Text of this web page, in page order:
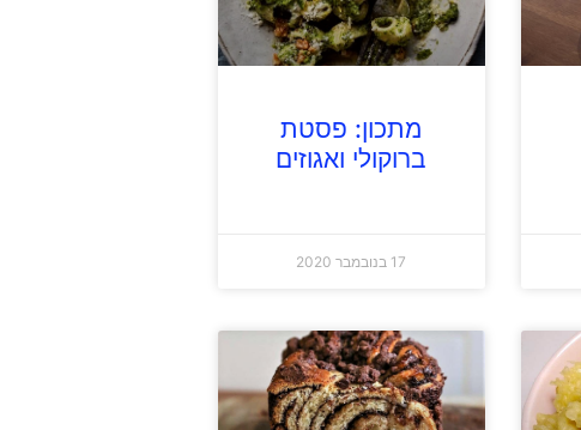
מתכון: פסטת
ברוקולי ואגוזים
17 בנובמבר 2020